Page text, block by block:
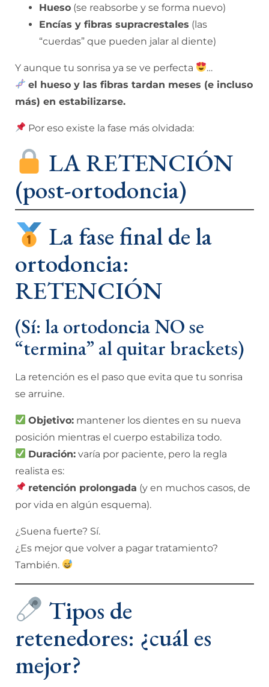
Hueso (se reabsorbe y se forma nuevo)
Encías y fibras supracrestales (las
“cuerdas” que pueden jalar al diente)
Y aunque tu sonrisa ya se ve perfecta
…
el hueso y las fibras tardan meses (e incluso
más) en estabilizarse.
Por eso existe la fase más olvidada:
LA RETENCIÓN
(post-ortodoncia)
La fase final de la
ortodoncia:
RETENCIÓN
(Sí: la ortodoncia NO se
“termina” al quitar brackets)
La retención es el paso que evita que tu sonrisa
se arruine.
Objetivo: mantener los dientes en su nueva
posición mientras el cuerpo estabiliza todo.
Duración: varía por paciente, pero la regla
realista es:
retención prolongada (y en muchos casos, de
por vida en algún esquema).
¿Suena fuerte? Sí.
¿Es mejor que volver a pagar tratamiento?
También.
Tipos de
retenedores: ¿cuál es
mejor?